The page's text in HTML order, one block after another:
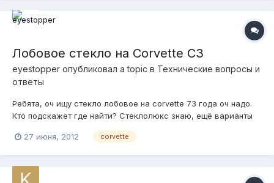
Лобовое стекло на Corvette C3
eyestopper опубликовал a topic в Технические вопросы и
ответы
Ребята, оч ищу стекло лобовое на corvette 73 года оч надо.
Кто подскажет где найти? Стеклолюкс знаю, ещё варианты
27 июня, 2012
corvette